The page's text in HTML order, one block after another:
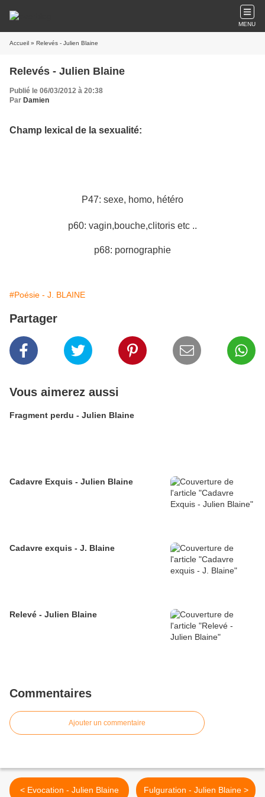
MENU
Accueil » Relevés - Julien Blaine
Relevés - Julien Blaine
Publié le 06/03/2012 à 20:38
Par Damien
Champ lexical de la sexualité:
P47: sexe, homo, hétéro
p60: vagin,bouche,clitoris etc ..
p68: pornographie
#Poésie - J. BLAINE
Partager
Vous aimerez aussi
Fragment perdu - Julien Blaine
Cadavre Exquis - Julien Blaine
Cadavre exquis - J. Blaine
Relevé - Julien Blaine
Commentaires
Ajouter un commentaire
< Evocation - Julien Blaine Fulguration - Julien Blaine >